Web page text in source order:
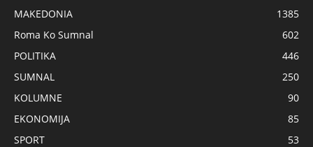
MAKEDONIA
1385
Roma Ko Sumnal
602
POLITIKA
446
SUMNAL
250
KOLUMNE
90
EKONOMIJA
85
SPORT
53